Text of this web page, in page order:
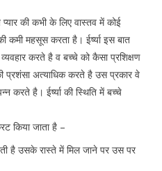
की कभी के लिए वास्तव में कोई
की कमी महसूस करता है। ईर्ष्या इस बात
करते है व बच्चे को कैसा प्रशिक्षण
प्रशंसा अत्याधिक करते है उस प्रकार वे
करते है। ईर्ष्या की स्थिति में बच्चे
किया जाता है –
है उसके रास्ते में मिल जाने पर उस पर